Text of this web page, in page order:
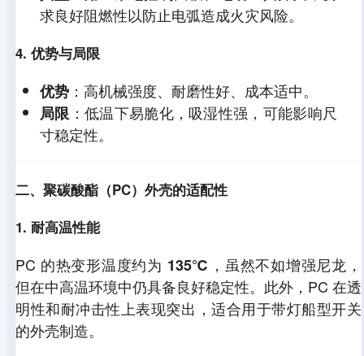
求良好阻燃性以防止电弧造成火灾风险。
4. 优势与局限
优势 ：高机械强度、耐磨性好、成本适中。
局限 ：低温下易脆化，吸湿性强，可能影响尺
寸稳定性。
二、聚碳酸酯（PC）外壳的适配性
1. 耐高温性能
PC 的热变形温度约为 135℃ ，虽然不如增强尼龙，
但在中高温环境中仍具备良好稳定性。此外，PC 在透
明性和耐冲击性上表现突出，适合用于带灯船型开关
的外壳制造。